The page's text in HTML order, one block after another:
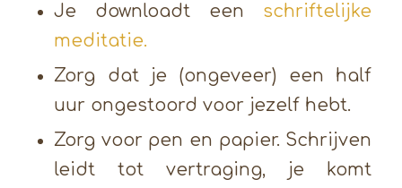
Je downloadt een schriftelijke
meditatie.
Zorg dat je (ongeveer) een half
uur ongestoord voor jezelf hebt.
Zorg voor pen en papier. Schrijven
leidt tot vertraging, je komt